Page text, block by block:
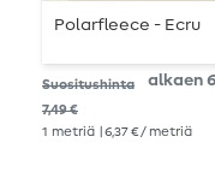
Polarfleece - Ecru
Suositushinta
7,49 €
alkaen
1 metriä | 6,37 € / metriä